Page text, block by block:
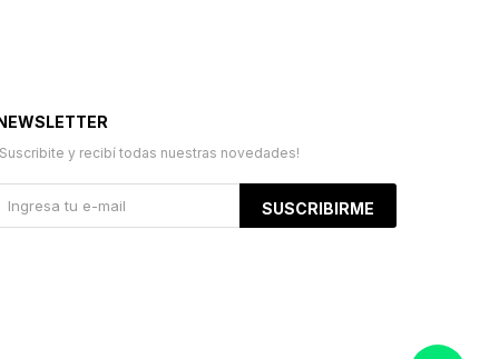
y recibí todas nuestras novedades!
SUSCRIBIRME